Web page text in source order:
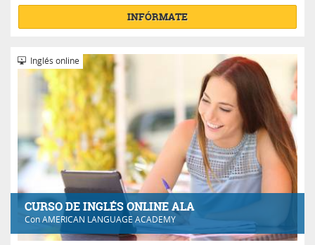
INFÓRMATE
CURSO DE INGLÉS ONLINE ALA
ConAMERICAN LANGUAGE ACADEMY
Inglés online